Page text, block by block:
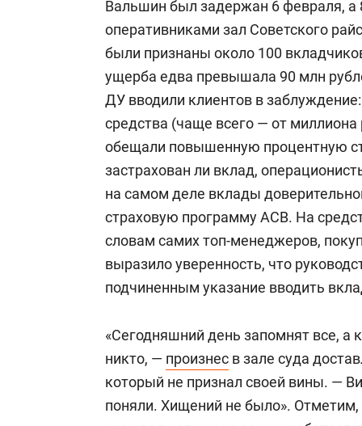
Вальшин был задержан 6 февраля, а
оперативниками зал Советского
были признаны около 100
ущерба едва превышала 90 млн
ДУ вводили клиентов в
средства (чаще всего — от
обещали повышенную процентную
застрахован ли вклад,
на самом деле вклады
страховую программу АСВ. На
словам самих топ-менеджеров,
выразило уверенность, что
подчиненным указание вводить
«Сегодняшний день запомнят все, а
никто, — произнес в зале суда
который не признал своей вины. —
поняли. Хищений не было».